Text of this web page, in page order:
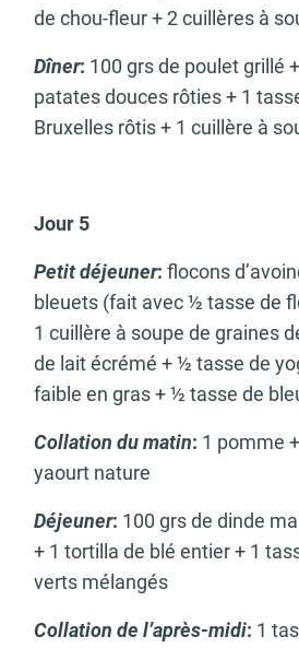
de chou-fleur + 2 cuillères à
Dîner: 100 grs de poulet grillé
patates douces rôties + 1
Bruxelles rôtis + 1 cuillère à
Jour 5
Petit déjeuner: flocons
bleuets (fait avec ½ tasse de
1 cuillère à soupe de graines
de lait écrémé + ½ tasse de
faible en gras + ½ tasse de
Collation du matin: 1 pomme
yaourt nature
Déjeuner: 100 grs de dinde
+ 1 tortilla de blé entier + 1
verts mélangés
Collation de l’après-midi: 1